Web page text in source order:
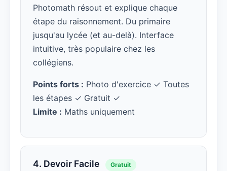
Photomath résout et explique chaque
étape du raisonnement. Du primaire
jusqu'au lycée (et au-delà). Interface
intuitive, très populaire chez les
collégiens.
Points forts : Photo d'exercice ✓ Toutes
les étapes ✓ Gratuit ✓
Limite : Maths uniquement
4. Devoir Facile Gratuit